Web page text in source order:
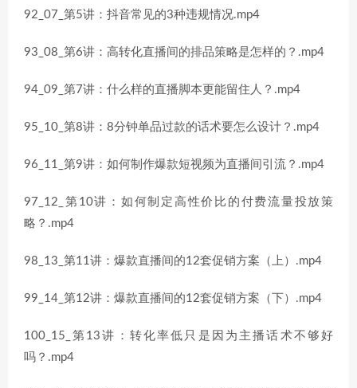
92_07_第5讲：抖音常见的3种违规情况.mp4
93_08_第6讲：高转化直播间的排品策略是怎样的？.mp4
94_09_第7讲：什么样的直播脚本更能留住人？.mp4
95_10_第8讲：8分钟单品过款的话术要怎么设计？.mp4
96_11_第9讲：如何制作爆款短视频为直播间引流？.mp4
97_12_第10讲：如何制定高性价比的付费流量投放策
略？.mp4
98_13_第11讲：爆款直播间的12套促销方案（上）.mp4
99_14_第12讲：爆款直播间的12套促销方案（下）.mp4
100_15_第13讲：转化率低只是因为主播话术不够好
吗？.mp4